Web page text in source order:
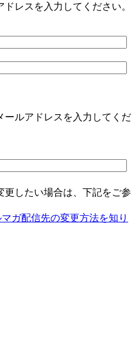
レスを入力してください。
ールアドレスを入力してくだ
更したい場合は、下記をご参
ガ配信先の変更方法を知り